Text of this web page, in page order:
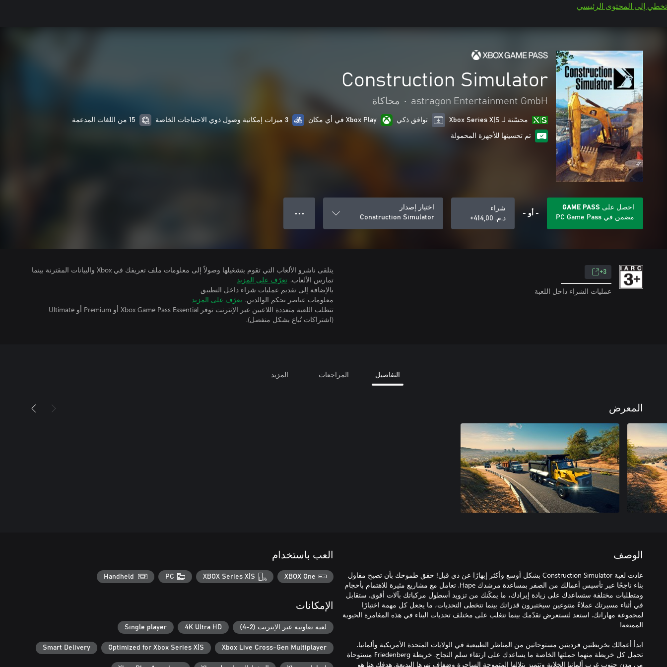
تخطي إلى المحتوى الرئيسي
Construction Simulator
astragon Entertainment GmbH
• محاكاة
محسّنة لـ Xbox Series X|S توافق ذكي Xbox Play في أي مكان 3 ميزات إمكانية وصول ذوي الاحتياجات الخاصة 15 من اللغات المدعمة
تم تحسينها للأجهزة المحمولة
احصل على GAME PASS
مضمن في PC Game Pass
- أو -
شراء
د.م.‏ 414,00+
اختيار إصدار
Construction Simulator
● ● ●
3+
عمليات الشراء داخل اللعبة
يتلقى ناشرو الألعاب التي تقوم بتشغيلها وصولاً إلى معلومات ملف تعريفك في Xbox والبيانات المقترنة بينما
تمارس الألعاب. تعرّف على المزيد
بالإضافة إلى تقديم عمليات شراء داخل التطبيق
معلومات عناصر تحكم الوالدين. تعرّف على المزيد
تتطلب اللعبة متعددة اللاعبين عبر الإنترنت توفر Xbox Game Pass Essential أو Premium أو Ultimate
(اشتراكات تُباع بشكل منفصل).
التفاصيل المراجعات المزيد
المعرض
الوصف
عادت لعبة Construction Simulator بشكل أوسع وأكثر إبهارًا عن ذي قبل! حقق طموحك بأن تصبح مقاول
بناء ناجحًا عبر تأسيس أعمالك من الصفر بمساعدة مرشدك Hape. تعامل مع مشاريع مثيرة للاهتمام بأحجام
ومتطلبات مختلفة ستساعدك على زيادة إيرادك، ما يمكّنك من تزويد أسطول مركباتك بآلات أقوى. ستقابل
في أثناء مسيرتك عملاءً متنوعين سيختبرون قدراتك بينما تتخطى التحديات، ما يجعل كل مهمة اختبارًا
لمجموعة مهاراتك. استعد لتستعرض تقدّمك بينما تتغلب على مختلف تحديات البناء في هذه المغامرة الحيوية
ابدأ أعمالك بخريطتين فرديتين مستوحاتين من المناظر الطبيعية في الولايات المتحدة الأمريكية وألمانيا.
تحمل كل خريطة منهما حملتها الخاصة ما يساعدك على ارتقاء سلم النجاح. خريطة Friedenberg مستوحاة
من مدن جنوب غرب ألمانيا الخلابة وتتميز بتلالها المتموجة الساحرة وضفاف نهرها البديعة. هدفك هنا هو
العب باستخدام
XBOX One
XBOX Series X|S
PC
Handheld
الإمكانات
لعبة تعاونية عبر الإنترنت (2-4) 4K Ultra HD
Single player
Xbox Live Cross-Gen Multiplayer
Optimized for Xbox Series X|S
Smart Delivery